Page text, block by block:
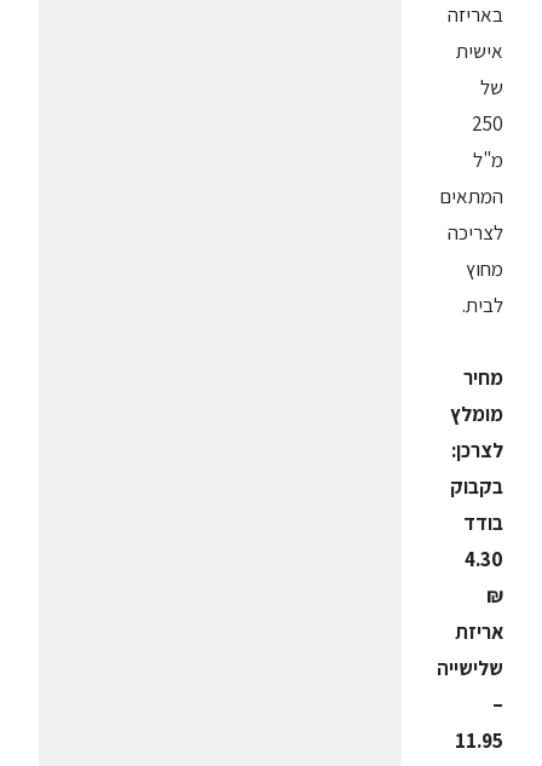
באריזה
אישית
של
250
מ"ל
המתאים
לצריכה
מחוץ
לבית.
מחיר
מומלץ
לצרכן:
בקבוק
בודד
4.30
₪
אריזת
שלישייה
–
11.95